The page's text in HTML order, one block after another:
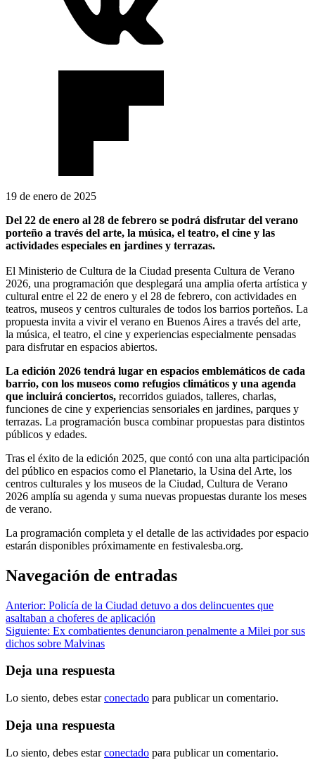
19 de enero de 2025
Del 22 de enero al 28 de febrero se podrá disfrutar del verano
porteño a través del arte, la música, el teatro, el cine y las
actividades especiales en jardines y terrazas.
El Ministerio de Cultura de la Ciudad presenta Cultura de Verano
2026, una programación que desplegará una amplia oferta artística y
cultural entre el 22 de enero y el 28 de febrero, con actividades en
teatros, museos y centros culturales de todos los barrios porteños. La
propuesta invita a vivir el verano en Buenos Aires a través del arte,
la música, el teatro, el cine y experiencias especialmente pensadas
para disfrutar en espacios abiertos.
La edición 2026 tendrá lugar en espacios emblemáticos de cada
barrio, con los museos como refugios climáticos y una agenda
que incluirá conciertos, recorridos guiados, talleres, charlas,
funciones de cine y experiencias sensoriales en jardines, parques y
terrazas. La programación busca combinar propuestas para distintos
públicos y edades.
Tras el éxito de la edición 2025, que contó con una alta participación
del público en espacios como el Planetario, la Usina del Arte, los
centros culturales y los museos de la Ciudad, Cultura de Verano
2026 amplía su agenda y suma nuevas propuestas durante los meses
de verano.
La programación completa y el detalle de las actividades por espacio
estarán disponibles próximamente en festivalesba.org.
Navegación de entradas
Anterior: Policía de la Ciudad detuvo a dos delincuentes que
asaltaban a choferes de aplicación
Siguiente: Ex combatientes denunciaron penalmente a Milei por sus
dichos sobre Malvinas
Deja una respuesta
Lo siento, debes estarconectado para publicar un comentario.
Deja una respuesta
Lo siento, debes estarconectado para publicar un comentario.